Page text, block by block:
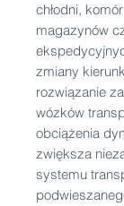
chłodni,
magazynów
zmiany
rozwiązanie
wózków
obciążenia
zwiększa
systemu